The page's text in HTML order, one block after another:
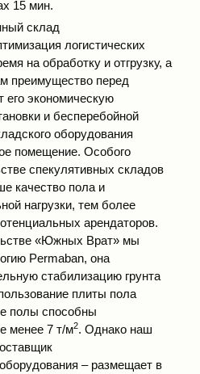
15 мин.
склад
логистических
на обработку и отгрузку, а
преимущество перед
его экономическую
и бесперебойной
оборудования
помещение. Особого
спекулятивных складов
качество пола и
нагрузки, тем более
арендаторов.
«Южных Врат» мы
Permaban, она
стабилизацию грунта
плиты пола
полы способны
менее 7 т/м2. Однако наш
– размещает в